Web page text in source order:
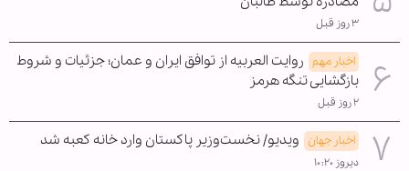
۳ روز قبل
اخبار مهم روایت العربیه از توافق ایران و عمان؛ جزئیات و شروط
بازگشایی تنگه هرمز
۲ روز قبل
اخبار جهان ویدیو/ نخست‌وزیر پاکستان وارد خانه کعبه شد
دیروز ۱۰:۲۰